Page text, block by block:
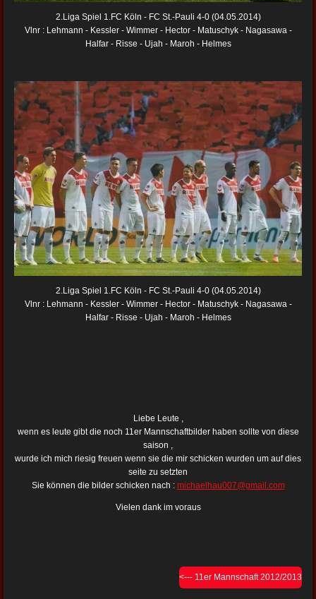
2.Liga Spiel 1.FC Köln - FC St.-Pauli 4-0 (04.05.2014)
Vlnr : Lehmann - Kessler - Wimmer - Hector - Matuschyk - Nagasawa -
Halfar - Risse - Ujah - Maroh - Helmes
2.Liga Spiel 1.FC Köln - FC St.-Pauli 4-0 (04.05.2014)
Vlnr : Lehmann - Kessler - Wimmer - Hector - Matuschyk - Nagasawa -
Halfar - Risse - Ujah - Maroh - Helmes
Liebe Leute ,
wenn es leute gibt die noch 11er Mannschaftbilder haben sollte von diese
saison ,
wurde ich mich riesig freuen wenn sie die mir schicken wurden um auf dies
seite zu setzten
Sie können die bilder schicken nach : michaelhau007@gmail.com
Vielen dank im voraus
<--- 11er Mannschaft 2012/2013